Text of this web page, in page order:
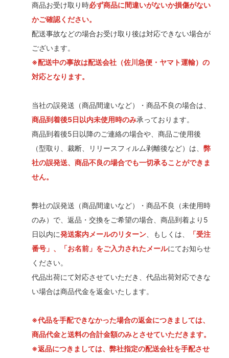
商品お受け取り時必ず商品に間違いがないか損傷がない
かご確認ください。
配送事故などの場合お受け取り後は対応できない場合が
ございます。
※配送中の事故は配送会社（佐川急便・ヤマト運輸）の
対応となります。
当社の誤発送（商品間違いなど）・商品不良の場合は、
商品到着後5日以内未使用時のみ承っております。
商品到着後5日以降のご連絡の場合や、商品ご使用後
（型取り、裁断、リリースフィルム剥離後など）は、 弊
社の誤発送、商品不良の場合でも一切承ることができま
せん。
弊社の誤発送（商品間違いなど）・商品不良（未使用時
のみ）で、返品・交換をご希望の場合、商品到着より5
日以内に発送案内メールのリターン 、もしくは、
「受注
番号」、「お名前」をご入力されたメールにてお知らせ
ください。
代品出荷にて対応させていただき、代品出荷対応できな
い場合は商品代金を返金いたします。
※代品を手配できなかった場合の返金につきましては、
商品代金と送料の合計金額のみとさせていただきます。
※返品につきましては、弊社指定の配送会社を手配させ